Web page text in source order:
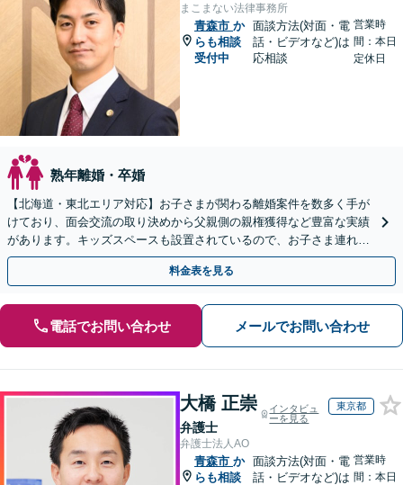
まこまない法律事務所
青森市 か
らも相談
受付中
面談方法(対面・電
話・ビデオなど)は
応相談
営業時
間：本日
定休日
熟年離婚・卒婚
【北海道・東北エリア対応】お子さまが関わる離婚案件を数多く手が
けており、面会交流の取り決めから父親側の親権獲得など豊富な実績
があります。キッズスペースも設置されているので、お子さま連れの
方も安心してご相談ください【WEB面談対応】
料金表を見る
電話でお問い合わせ メールでお問い合わせ
大橋 正崇
弁護士
インタビュ
ーを見る
東京都
弁護士法人AO
青森市 か
らも相談
面談方法(対面・電
話・ビデオなど)は
営業時
間：本日